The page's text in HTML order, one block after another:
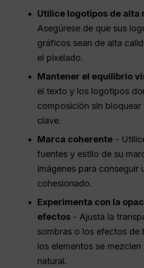
Utilice logotipos de alta
Asegúrese de que sus
gráficos sean de alta
el pixelado.
Mantener el equilibrio
el texto y los logotipos
composición sin bloquear
clave.
Marca coherente -
fuentes y estilo de su
imágenes para conseguir
cohesionado.
Experimenta con la
efectos - Ajusta la
sombras o los efectos de
los elementos se mezclen
natural.